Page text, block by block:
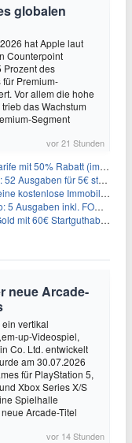
globalen
hat Apple laut
Counterpoint
Prozent des
Premium-
Vor allem die hohe
das Wachstum
Segment
vor 21 Stunden
Rabatt (im ersten Jahr)
statt 207,48€ – per Formular kündbar!
Immobilienbewertung
inkl. FOCUS+ Zugang für 5€
Startguthaben (45€ Gewinn)
neue Arcade-
ein vertikal
up-Videospiel,
Co. Ltd. entwickelt
am 30.07.2026
für PlayStation 5,
Xbox Series X/S
Spielhalle
Arcade-Titel
vor 14 Stunden